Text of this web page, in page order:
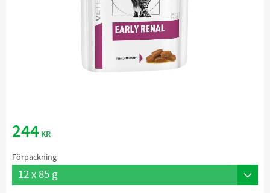
244 KR
Förpackning